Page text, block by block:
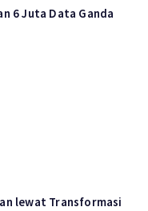
6 Juta Data Ganda
lewat Transformasi